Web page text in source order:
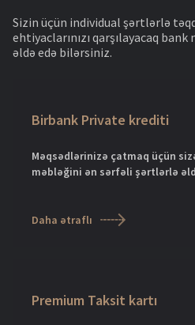
Sizin üçün individual şərtlərlə
ehtiyaclarınızı qarşılayacaq
əldə edə bilərsiniz.
Birbank Private krediti
Məqsədlərinizə çatmaq üçün
məbləğini ən sərfəli şərtlərlə
Daha ətraflı
Premium Taksit kartı